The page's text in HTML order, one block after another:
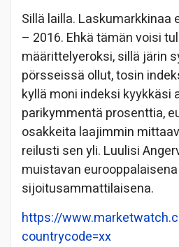
Sillä lailla. Laskumarkkinaa
– 2016. Ehkä tämän voisi
määrittelyeroksi, sillä järin
pörsseissä ollut, tosin
kyllä moni indeksi kyykkäsi
parikymmentä prosenttia,
osakkeita laajimmin
reilusti sen yli. Luulisi
muistavan eurooppalaisena
sijoitusammattilaisena.
https://
countrycode=xx